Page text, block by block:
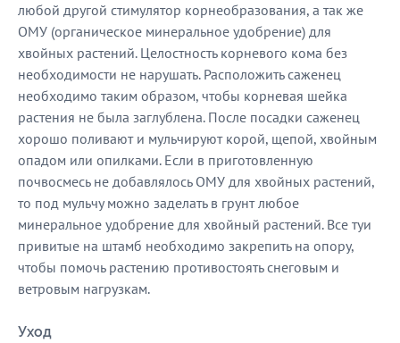
любой другой стимулятор корнеобразования, а так же
ОМУ (органическое минеральное удобрение) для
хвойных растений. Целостность корневого кома без
необходимости не нарушать. Расположить саженец
необходимо таким образом, чтобы корневая шейка
растения не была заглублена. После посадки саженец
хорошо поливают и мульчируют корой, щепой, хвойным
опадом или опилками. Если в приготовленную
почвосмесь не добавлялось ОМУ для хвойных растений,
то под мульчу можно заделать в грунт любое
минеральное удобрение для хвойный растений. Все туи
привитые на штамб необходимо закрепить на опору,
чтобы помочь растению противостоять снеговым и
ветровым нагрузкам.
Уход